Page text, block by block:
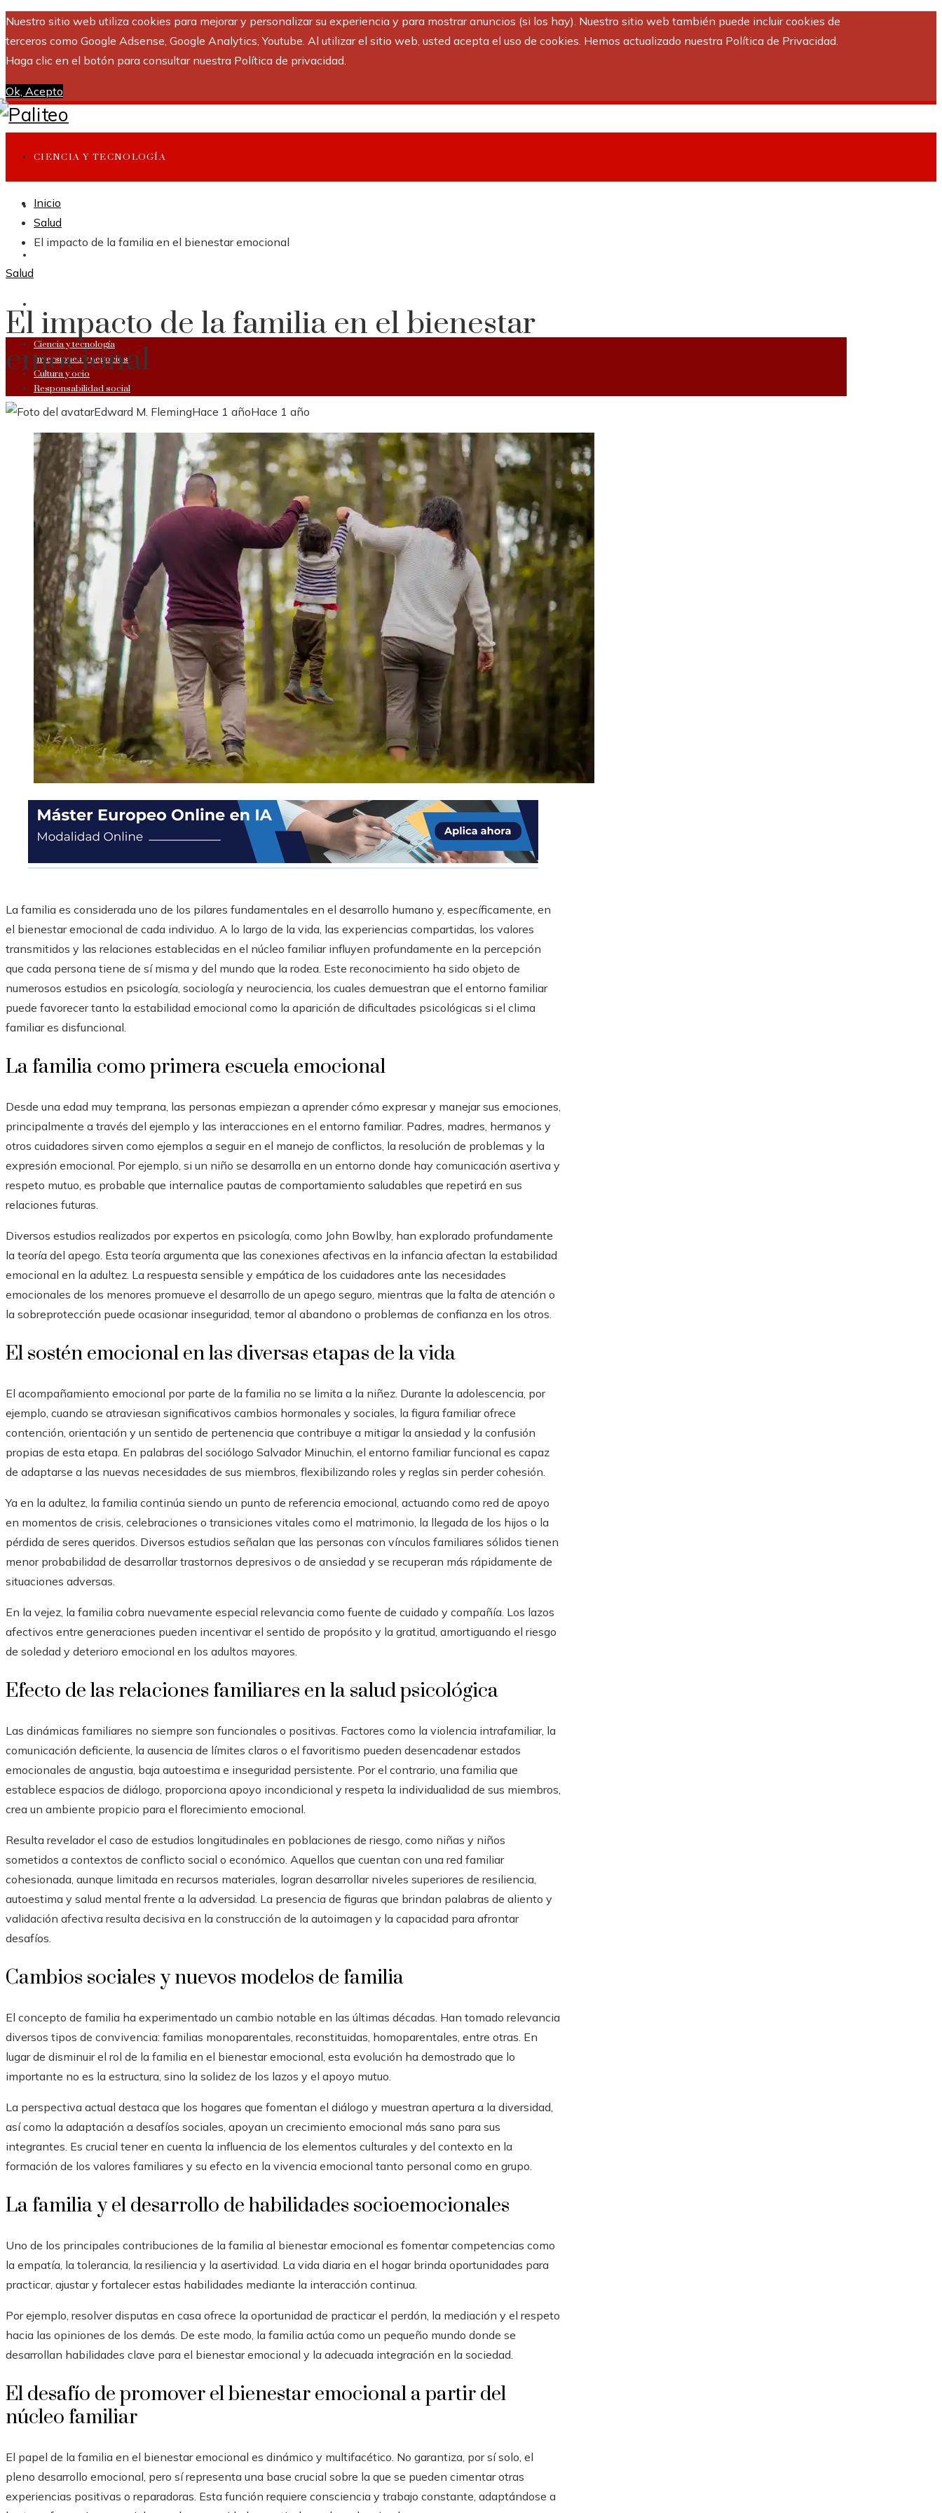
Nuestro sitio web utiliza cookies para mejorar y personalizar su experiencia y para mostrar anuncios (si los hay). Nuestro sitio web también puede incluir cookies de
terceros como Google Adsense, Google Analytics, Youtube. Al utilizar el sitio web, usted acepta el uso de cookies. Hemos actualizado nuestra Política de Privacidad.
Haga clic en el botón para consultar nuestra Política de privacidad.
Ok, Acepto
CIENCIA Y TECNOLOGÍA
INVERSIONES Y NEGOCIOS
Ciencia y tecnología
Inversiones y negocios
Cultura y ocio
Responsabilidad social
Inicio
Salud
El impacto de la familia en el bienestar emocional
Salud
El impacto de la familia en el bienestar
emocional
Edward M. FlemingHace 1 añoHace 1 año
La familia es considerada uno de los pilares fundamentales en el desarrollo humano y, específicamente, en
el bienestar emocional de cada individuo. A lo largo de la vida, las experiencias compartidas, los valores
transmitidos y las relaciones establecidas en el núcleo familiar influyen profundamente en la percepción
que cada persona tiene de sí misma y del mundo que la rodea. Este reconocimiento ha sido objeto de
numerosos estudios en psicología, sociología y neurociencia, los cuales demuestran que el entorno familiar
puede favorecer tanto la estabilidad emocional como la aparición de dificultades psicológicas si el clima
familiar es disfuncional.
La familia como primera escuela emocional
Desde una edad muy temprana, las personas empiezan a aprender cómo expresar y manejar sus emociones,
principalmente a través del ejemplo y las interacciones en el entorno familiar. Padres, madres, hermanos y
otros cuidadores sirven como ejemplos a seguir en el manejo de conflictos, la resolución de problemas y la
expresión emocional. Por ejemplo, si un niño se desarrolla en un entorno donde hay comunicación asertiva y
respeto mutuo, es probable que internalice pautas de comportamiento saludables que repetirá en sus
relaciones futuras.
Diversos estudios realizados por expertos en psicología, como John Bowlby, han explorado profundamente
la teoría del apego. Esta teoría argumenta que las conexiones afectivas en la infancia afectan la estabilidad
emocional en la adultez. La respuesta sensible y empática de los cuidadores ante las necesidades
emocionales de los menores promueve el desarrollo de un apego seguro, mientras que la falta de atención o
la sobreprotección puede ocasionar inseguridad, temor al abandono o problemas de confianza en los otros.
El sostén emocional en las diversas etapas de la vida
El acompañamiento emocional por parte de la familia no se limita a la niñez. Durante la adolescencia, por
ejemplo, cuando se atraviesan significativos cambios hormonales y sociales, la figura familiar ofrece
contención, orientación y un sentido de pertenencia que contribuye a mitigar la ansiedad y la confusión
propias de esta etapa. En palabras del sociólogo Salvador Minuchin, el entorno familiar funcional es capaz
de adaptarse a las nuevas necesidades de sus miembros, flexibilizando roles y reglas sin perder cohesión.
Ya en la adultez, la familia continúa siendo un punto de referencia emocional, actuando como red de apoyo
en momentos de crisis, celebraciones o transiciones vitales como el matrimonio, la llegada de los hijos o la
pérdida de seres queridos. Diversos estudios señalan que las personas con vínculos familiares sólidos tienen
menor probabilidad de desarrollar trastornos depresivos o de ansiedad y se recuperan más rápidamente de
situaciones adversas.
En la vejez, la familia cobra nuevamente especial relevancia como fuente de cuidado y compañía. Los lazos
afectivos entre generaciones pueden incentivar el sentido de propósito y la gratitud, amortiguando el riesgo
de soledad y deterioro emocional en los adultos mayores.
Efecto de las relaciones familiares en la salud psicológica
Las dinámicas familiares no siempre son funcionales o positivas. Factores como la violencia intrafamiliar, la
comunicación deficiente, la ausencia de límites claros o el favoritismo pueden desencadenar estados
emocionales de angustia, baja autoestima e inseguridad persistente. Por el contrario, una familia que
establece espacios de diálogo, proporciona apoyo incondicional y respeta la individualidad de sus miembros,
crea un ambiente propicio para el florecimiento emocional.
Resulta revelador el caso de estudios longitudinales en poblaciones de riesgo, como niñas y niños
sometidos a contextos de conflicto social o económico. Aquellos que cuentan con una red familiar
cohesionada, aunque limitada en recursos materiales, logran desarrollar niveles superiores de resiliencia,
autoestima y salud mental frente a la adversidad. La presencia de figuras que brindan palabras de aliento y
validación afectiva resulta decisiva en la construcción de la autoimagen y la capacidad para afrontar
desafíos.
Cambios sociales y nuevos modelos de familia
El concepto de familia ha experimentado un cambio notable en las últimas décadas. Han tomado relevancia
diversos tipos de convivencia: familias monoparentales, reconstituidas, homoparentales, entre otras. En
lugar de disminuir el rol de la familia en el bienestar emocional, esta evolución ha demostrado que lo
importante no es la estructura, sino la solidez de los lazos y el apoyo mutuo.
La perspectiva actual destaca que los hogares que fomentan el diálogo y muestran apertura a la diversidad,
así como la adaptación a desafíos sociales, apoyan un crecimiento emocional más sano para sus
integrantes. Es crucial tener en cuenta la influencia de los elementos culturales y del contexto en la
formación de los valores familiares y su efecto en la vivencia emocional tanto personal como en grupo.
La familia y el desarrollo de habilidades socioemocionales
Uno de los principales contribuciones de la familia al bienestar emocional es fomentar competencias como
la empatía, la tolerancia, la resiliencia y la asertividad. La vida diaria en el hogar brinda oportunidades para
practicar, ajustar y fortalecer estas habilidades mediante la interacción continua.
Por ejemplo, resolver disputas en casa ofrece la oportunidad de practicar el perdón, la mediación y el respeto
hacia las opiniones de los demás. De este modo, la familia actúa como un pequeño mundo donde se
desarrollan habilidades clave para el bienestar emocional y la adecuada integración en la sociedad.
El desafío de promover el bienestar emocional a partir del
núcleo familiar
El papel de la familia en el bienestar emocional es dinámico y multifacético. No garantiza, por sí solo, el
pleno desarrollo emocional, pero sí representa una base crucial sobre la que se pueden cimentar otras
experiencias positivas o reparadoras. Esta función requiere consciencia y trabajo constante, adaptándose a